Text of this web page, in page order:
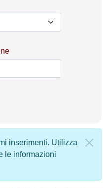
inserimenti. Utilizza
le informazioni